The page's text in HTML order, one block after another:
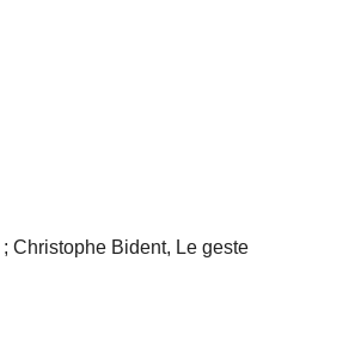
; Christophe Bident, Le geste